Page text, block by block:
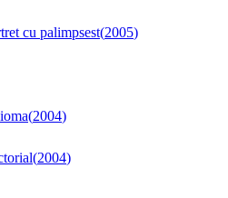
cu palimpsest(2005)
(2004)
(2004)